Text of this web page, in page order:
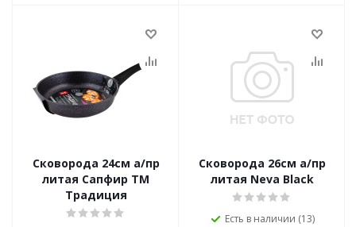
Сковорода 24см а/пр
литая Сапфир ТМ
Традиция
Сковорода 26см а/пр
литая Neva Black
Есть в наличии (13)